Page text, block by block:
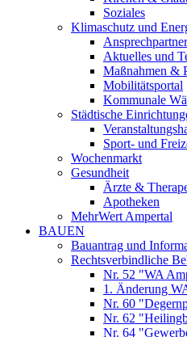
Soziales
Klimaschutz und
Ansprechpartner
Aktuelles und
Maßnahmen &
Mobilitätsportal
Kommunale
Städtische
Sport- und
Wochenmarkt
Gesundheit
Ärzte &
Apotheken
MehrWert Ampertal
BAUEN
Bauantrag und
Rechtsverbindliche
Nr. 52 "WA
1. Änderung
Nr. 60
Nr. 62
Nr. 64